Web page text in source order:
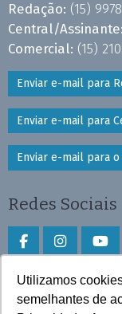
Utilizamos
semelhantes de
Redação: (15)
Central/Assinante:
Comercial: (15)
Enviar e-mail para
Enviar e-mail para
Enviar e-mail para
Redes Sociais
Faça download